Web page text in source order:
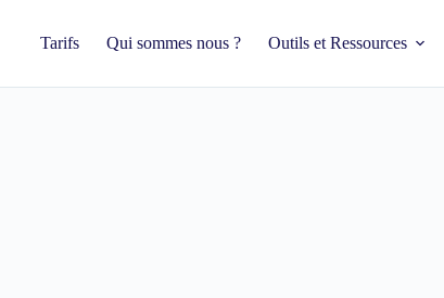
Tarifs Qui sommes nous ? Outils et Ressources